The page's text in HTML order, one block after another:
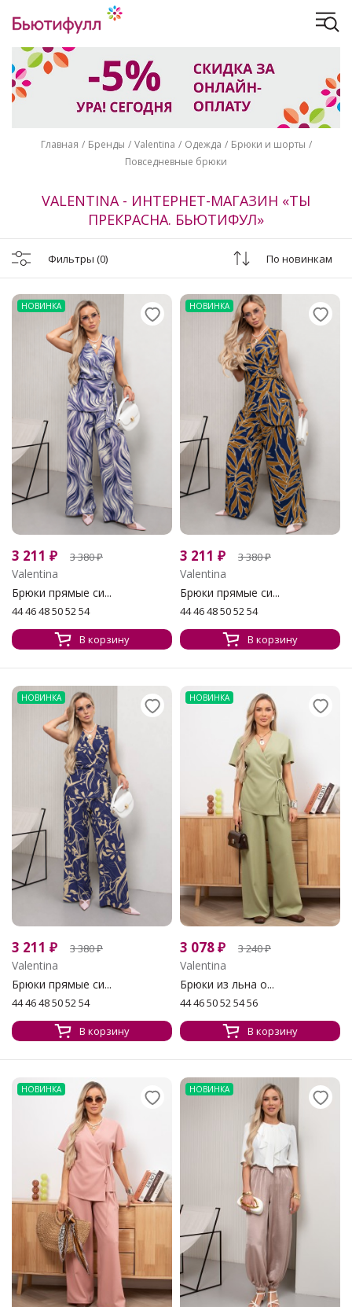
Главная Бренды Valentina Одежда
Брюки и шорты
Повседневные брюки
VALENTINA - ИНТЕРНЕТ-МАГАЗИН «ТЫ
ПРЕКРАСНА. БЬЮТИФУЛ»
Фильтры (0) По новинкам
НОВИНКА
3 211 ₽ 3 380₽
Valentina
Брюки прямые си...
44 46 48 50 52 54
В корзину
НОВИНКА
3 211 ₽ 3 380₽
Valentina
Брюки прямые си...
44 46 48 50 52 54
В корзину
НОВИНКА
3 211 ₽ 3 380₽
Valentina
Брюки прямые си...
44 46 48 50 52 54
В корзину
НОВИНКА
3 078₽ 3 240₽
Valentina
Брюки из льна о...
44 46 50 52 54 56
В корзину
НОВИНКА НОВИНКА